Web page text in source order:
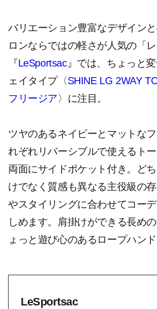
バリエーション豊富なデザイン
ロンならではの軽さが人気の「
『LeSportsac』では、ちょっと
ェイタイプ〈SHINE LG 2WAY
フリージア〉に注目。
ツヤのあるネイビーとマットな
れぞれリバーシブルで使えるトー
両面にサイドポケット付き。ど
けでなく質感も異なる主役級の
やスタイリングに合わせてコー
しめます。肩掛けができる長め
ょっと遊び心のあるロープハンド
LeSportsac